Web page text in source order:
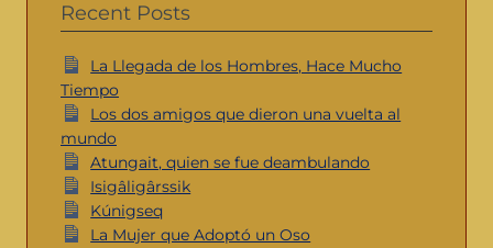
Recent Posts
La Llegada de los Hombres, Hace Mucho
Tiempo
Los dos amigos que dieron una vuelta al
mundo
Atungait, quien se fue deambulando
Isigâligârssik
Kúnigseq
La Mujer que Adoptó un Oso